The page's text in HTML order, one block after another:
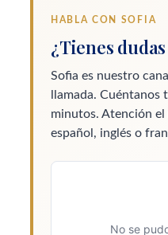
HABLA CON SOFIA
¿Tienes
Sofia es nuestro
llamada. Cuéntanos
minutos. Atención el
español, inglés o
No se